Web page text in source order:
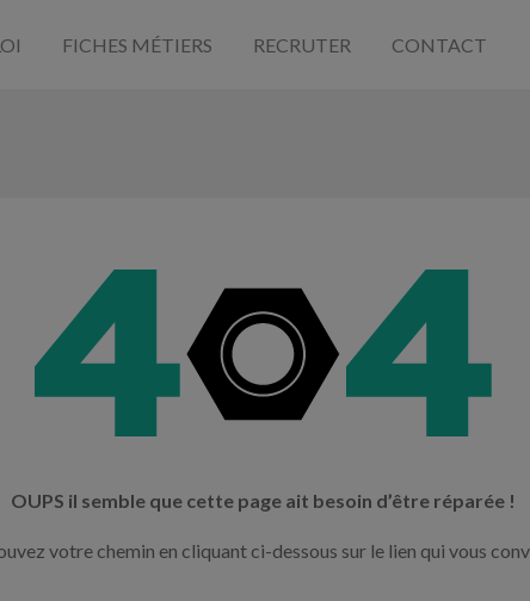
FICHES MÉTIERS RECRUTER CONTACT
OUPS il semble que cette page ait besoin d’être réparée !
votre chemin en cliquant ci-dessous sur le lien qui vous